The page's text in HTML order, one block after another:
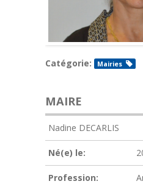
Catégorie: Mairies
MAIRE
Nadine DECARLIS
Né(e) le:
Profession: